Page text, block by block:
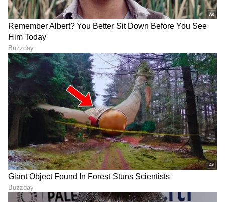
DOWNLOAD APP
RECOMMENDED STORIES